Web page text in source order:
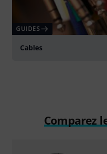
GUIDES
Cables
Comparez